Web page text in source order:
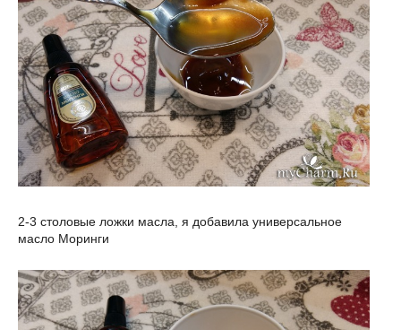
2-3 столовые ложки масла, я добавила универсальное
масло Моринги